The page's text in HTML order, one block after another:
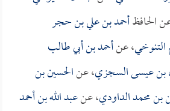
الحافظأحمد بن علي بن حجر
التنوخي، عنأحمد بن أبي طالب
بن عيسى السجزي، عنالحسين بن
بن محمد الداودي، عنعبد الله بن أحمد